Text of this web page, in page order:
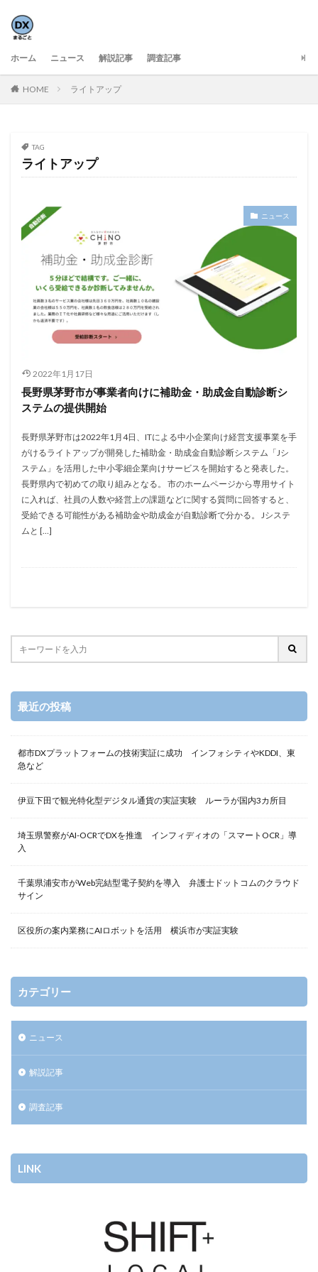
ホーム ニュース 解説記事 調査記事
HOME ライトアップ
TAG
ライトアップ
ニュース
2022年1月17日
長野県茅野市が事業者向けに補助金・助成金自動診断シ
ステムの提供開始
長野県茅野市は2022年1月4日、ITによる中小企業向け経営支援事業を手
がけるライトアップが開発した補助金・助成金自動診断システム「Jシ
ステム」を活用した中小零細企業向けサービスを開始すると発表した。
長野県内で初めての取り組みとなる。 市のホームページから専用サイト
に入れば、社員の人数や経営上の課題などに関する質問に回答すると、
受給できる可能性がある補助金や助成金が自動診断で分かる。 Jシステ
ムと […]
最近の投稿
都市DXプラットフォームの技術実証に成功 インフォシティやKDDI、東
急など
伊豆下田で観光特化型デジタル通貨の実証実験 ルーラが国内3カ所目
埼玉県警察がAI-OCRでDXを推進 インフィディオの「スマートOCR」導
入
千葉県浦安市がWeb完結型電子契約を導入 弁護士ドットコムのクラウド
サイン
区役所の案内業務にAIロボットを活用 横浜市が実証実験
カテゴリー
ニュース
解説記事
調査記事
LINK